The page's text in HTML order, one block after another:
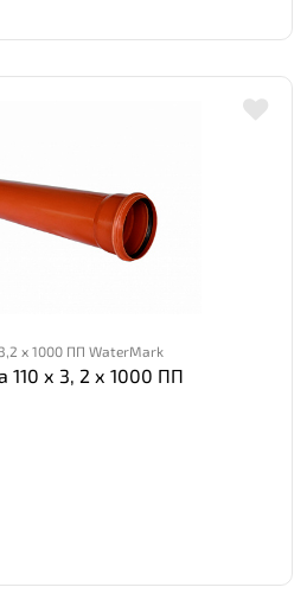
х 1000 ПП WaterMark
110 х 3, 2 х 1000 ПП